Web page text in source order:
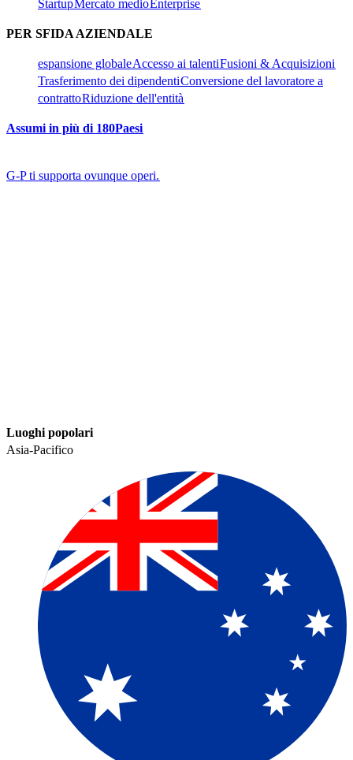
Startup​​Mercato medio​​ Enterprise​​
PER SFIDA AZIENDALE​​
espansione globale​​Accesso ai talenti​​Fusioni & Acquisizioni​​
Trasferimento dei dipendenti​​Conversione del lavoratore a
contratto​​Riduzione dell'entità​​
Assumi in più di 180Paesi​​
G-P ti supporta ovunque operi.​​
Luoghi popolari​​
Asia-Pacifico​​